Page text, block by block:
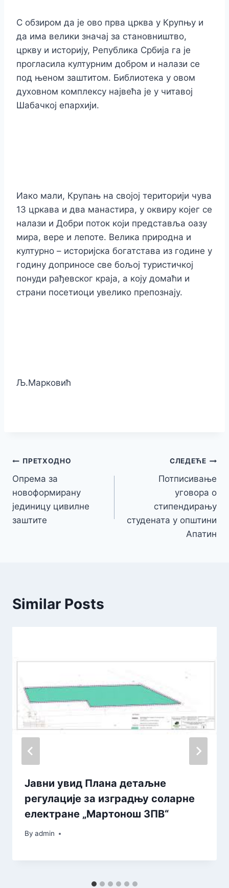
С обзиром да је ово прва црква у Крупњу и
да има велики значај за становништво,
цркву и историју, Република Србија га је
прогласила културним добром и налази се
под њеном заштитом. Библиотека у овом
духовном комплексу највећа је у читавој
Шабачкој епархији.
Иако мали, Крупањ на својој територији чува
13 цркава и два манастира, у оквиру којег се
налази и Добри поток који представља оазу
мира, вере и лепоте. Велика природна и
културно – историјска богатстава из године у
годину доприносе све бољој туристичкој
понуди рађевског краја, а коју домаћи и
страни посетиоци увелико препознају.
Љ.Марковић
Кретање
чланка
ПРЕТХОДНО
Опрема за
новоформирану
јединицу цивилне
заштите
СЛЕДЕЋЕ
Потписивање
уговора о
стипендирању
студената у општини
Апатин
Similar Posts
Јавни увид Плана детаљне
регулације за изградњу соларне
електране „Мартонош 3ПВ“
By admin